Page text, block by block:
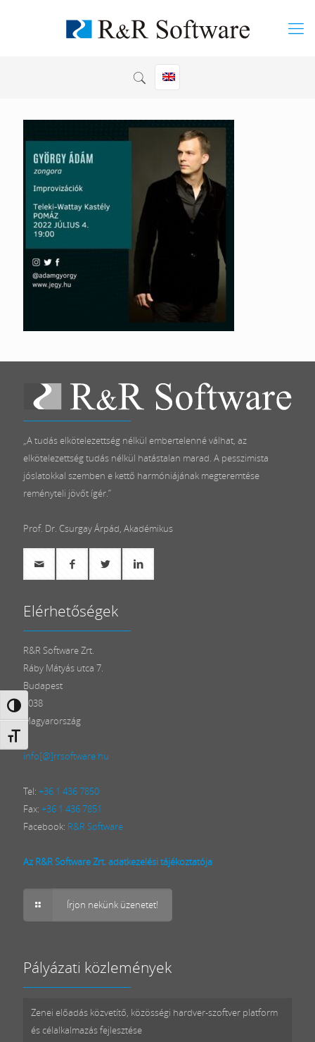
Nagy kontraszt váltása
Betűméret váltása
„A tudás elkötelezettség nélkül embertelenné válhat, az
elkötelezettség tudás nélkül hatástalan marad. A pesszimista
jóslatokkal szemben e kettő harmóniájának megteremtése
reményteli jövőt ígér.”
Prof. Dr. Csurgay Árpád, Akadémikus
Elérhetőségek
R&R Software Zrt.
Ráby Mátyás utca 7.
Budapest
1038
Magyarország
info[@]rrsoftware.hu
Tel: +36 1 436 7850
Fax: +36 1 436 7851
Facebook: R&R Software
Az R&R Software Zrt. adatkezelési tájékoztatója
Írjon nekünk üzenetet!
Pályázati közlemények
Zenei előadás közvetítő, közösségi hardver-szoftver platform
és célalkalmazás fejlesztése